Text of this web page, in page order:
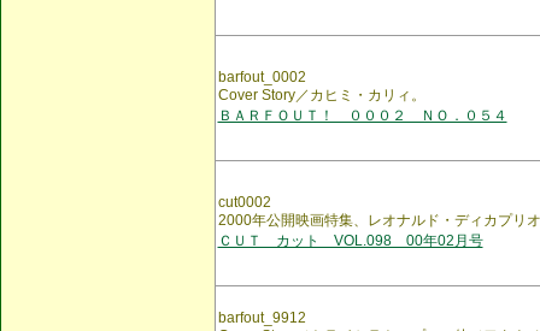
barfout_0002
Cover Story／カヒミ・カリィ。
ＢＡＲＦＯＵＴ！ ０００２ ＮＯ．０５４
cut0002
2000年公開映画特集、レオナルド・ディカプリオ
ＣＵＴ カット VOL.098 00年02月号
barfout_9912